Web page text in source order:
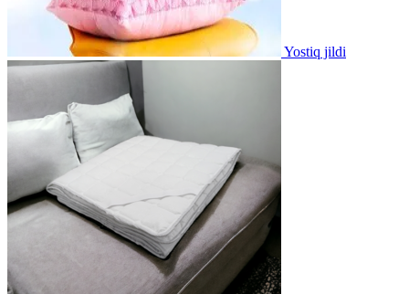
Yostiq jildi